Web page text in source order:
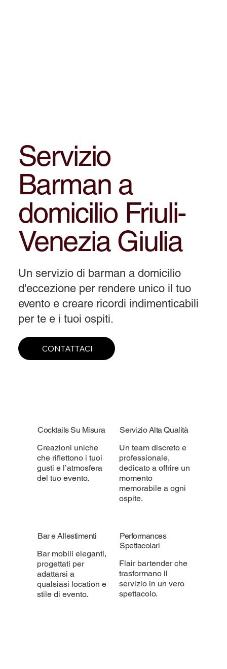
Servizio
Barman a
domicilio Friuli-
Venezia Giulia
Un servizio di barman a domicilio
d'eccezione per rendere unico il tuo
evento e creare ricordi indimenticabili
per te e i tuoi ospiti.
CONTATTACI
Cocktails Su Misura
Creazioni uniche
che riflettono i tuoi
gusti e l’atmosfera
del tuo evento.
Servizio Alta Qualità
Un team discreto e
professionale,
dedicato a offrire un
momento
memorabile a ogni
ospite.
Bar e Allestimenti
Bar mobili eleganti,
progettati per
adattarsi a
qualsiasi location e
stile di evento.
Performances
Spettacolari
Flair bartender che
trasformano il
servizio in un vero
spettacolo.